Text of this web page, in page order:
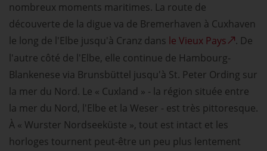
nombreux moments maritimes. La route de
découverte de la digue va de Bremerhaven à Cuxhaven
le long de l'Elbe jusqu'à Cranz dans le Vieux Pays
. De
l'autre côté de l'Elbe, elle continue de Hambourg-
Blankenese via Brunsbüttel jusqu'à St. Peter Ording sur
la mer du Nord. Le « Cuxland » - la région située entre
la mer du Nord, l'Elbe et la Weser - est très pittoresque.
À « Wurster Nordseeküste », tout est intact et les
horloges tournent peut-être un peu plus lentement